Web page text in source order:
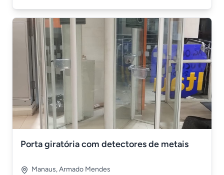
Porta giratória com detectores de metais
Manaus,Armado Mendes